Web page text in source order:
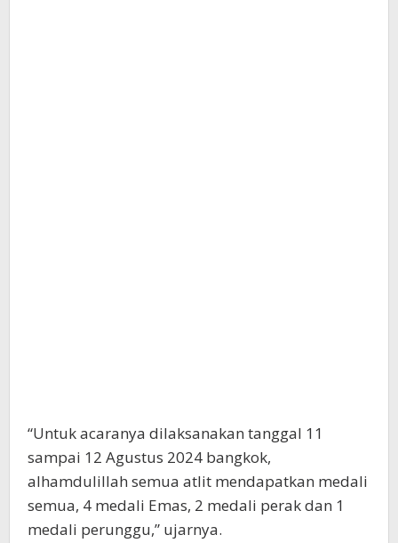
“Untuk acaranya dilaksanakan tanggal 11
sampai 12 Agustus 2024 bangkok,
alhamdulillah semua atlit mendapatkan medali
semua, 4 medali Emas, 2 medali perak dan 1
medali perunggu,” ujarnya.